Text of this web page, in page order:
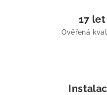
17
Ověřená